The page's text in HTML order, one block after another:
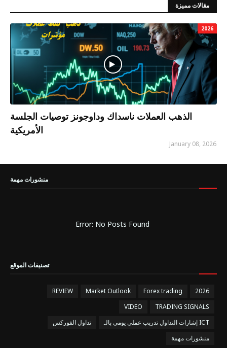
مقالات مميزة
2026
الذهب العملات ناسداك وداوجونز توصيات الجلسة
الأمريكية
January 08, 2026
منشورات مهمة
Error: No Posts Found
تصنيفات الموقع
2026
Forex trading
Market Outlook
REVIEW
TRADING SIGNALS
VIDEO
إشارات التداول تدريب عملي يومي بالـ ICT
تداول الفوركس
منشورات مهمة